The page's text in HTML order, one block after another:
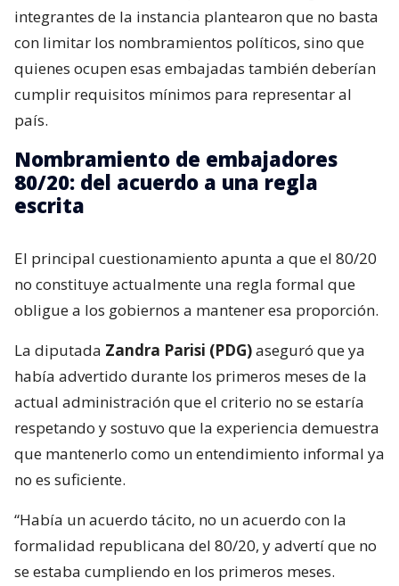
integrantes de la instancia plantearon que no basta
con limitar los nombramientos políticos, sino que
quienes ocupen esas embajadas también deberían
cumplir requisitos mínimos para representar al
país.
Nombramiento de embajadores
80/20: del acuerdo a una regla
escrita
El principal cuestionamiento apunta a que el 80/20
no constituye actualmente una regla formal que
obligue a los gobiernos a mantener esa proporción.
La diputada Zandra Parisi (PDG)aseguró que ya
había advertido durante los primeros meses de la
actual administración que el criterio no se estaría
respetando y sostuvo que la experiencia demuestra
que mantenerlo como un entendimiento informal ya
no es suficiente.
“Había un acuerdo tácito, no un acuerdo con la
formalidad republicana del 80/20, y advertí que no
se estaba cumpliendo en los primeros meses.